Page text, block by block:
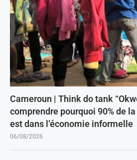
Cameroun | Think do tank
comprendre pourquoi 90% de
est dans l’économie informelle
06/08/2026